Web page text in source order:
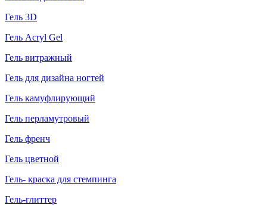
Гель 3D
Гель Acryl Gel
Гель витражный
Гель для дизайна ногтей
Гель камуфлирующий
Гель перламутровый
Гель френч
Гель цветной
Гель- краска для стемпинга
Гель-глиттер